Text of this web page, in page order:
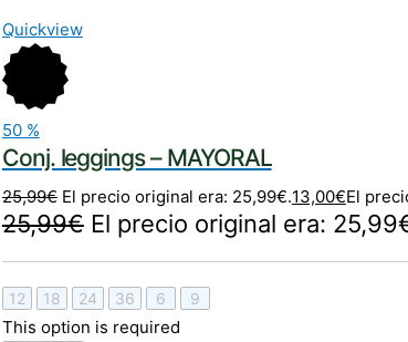
Quickview
50 %
Conj. leggings – MAYORAL
25,99€ El precio original era: 25,99€.13,00€El
25,99€ El precio original era:
12 18 24 36 6 9
This option is required